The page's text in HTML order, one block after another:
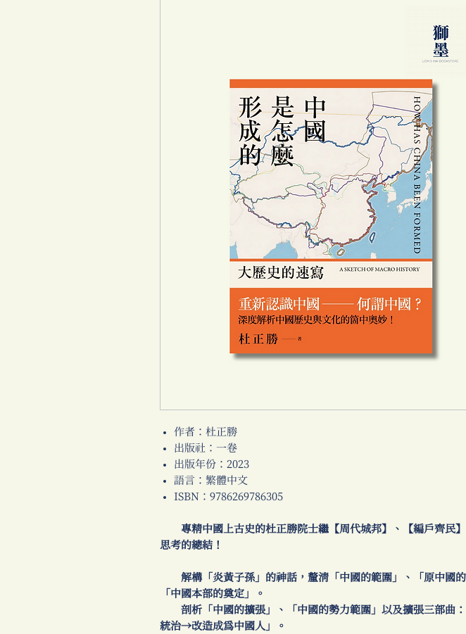
作者：杜正勝
出版社：一卷
出版年份：2023
語言：繁體中文
ISBN：9786269786305
專精中國上古史的杜正勝院士繼【周代城邦】、【編戶齊民
思考的總結！
解構「炎黃子孫」的神話，釐清「中國的範圍」、「原中國的
「中國本部的奠定」。
剖析「中國的擴張」、「中國的勢力範圍」以及擴張三部曲
統治→改造成為中國人」。